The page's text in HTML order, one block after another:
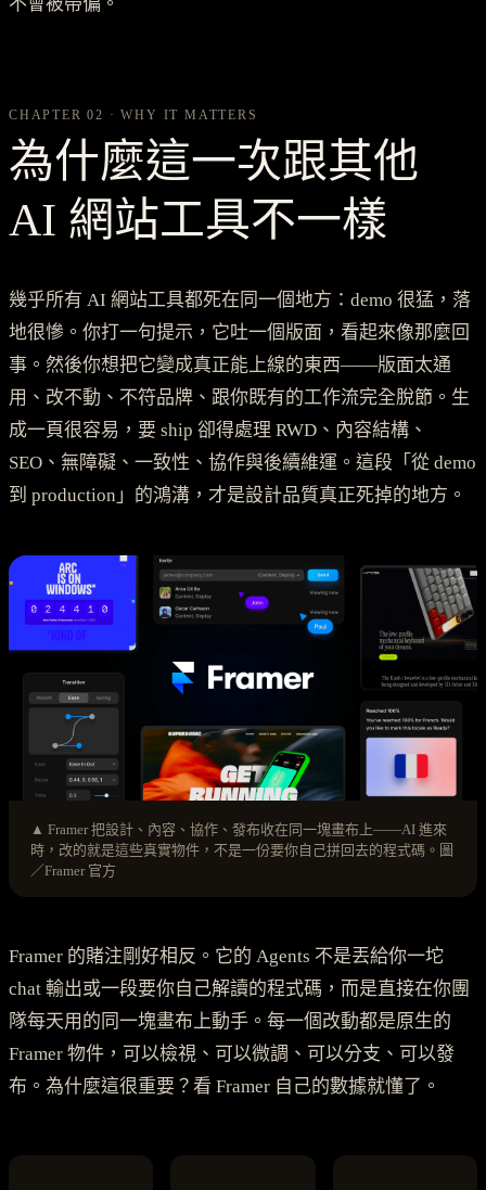
CHAPTER 02 · WHY IT MATTERS
為什麼這一次跟其他
AI 網站工具不一樣
幾乎所有 AI 網站工具都死在同一個地方：demo 很猛，落
地很慘。你打一句提示，它吐一個版面，看起來像那麼回
事。然後你想把它變成真正能上線的東西——版面太通
用、改不動、不符品牌、跟你既有的工作流完全脫節。生
成一頁很容易，要 ship 卻得處理 RWD、內容結構、
SEO、無障礙、一致性、協作與後續維運。這段「從 demo
到 production」的鴻溝，才是設計品質真正死掉的地方。
▲ Framer 把設計、內容、協作、發布收在同一塊畫布上——AI 進來
時，改的就是這些真實物件，不是一份要你自己拼回去的程式碼。圖
／Framer 官方
Framer 的賭注剛好相反。它的 Agents 不是丟給你一坨
chat 輸出或一段要你自己解讀的程式碼，而是直接在你團
隊每天用的同一塊畫布上動手。每一個改動都是原生的
Framer 物件，可以檢視、可以微調、可以分支、可以發
布。為什麼這很重要？看 Framer 自己的數據就懂了。